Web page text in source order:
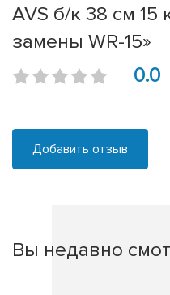
AVS б/к 38 см 15
замены WR-15»
0.0
Добавить отзыв
Вы недавно